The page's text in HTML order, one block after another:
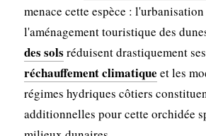
menace cette espèce :
l'aménagement touristique des
des sols réduisent drastiquement
réchauffement climatique et les
régimes hydriques côtiers
additionnelles pour cette orchidée